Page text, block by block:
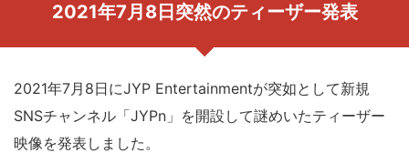
2021年7月8日突然のティーザー発表
2021年7月8日にJYP Entertainmentが突如として新規
SNSチャンネル「JYPn」を開設して謎めいたティーザー
映像を発表しました。